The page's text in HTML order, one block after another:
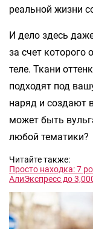
реальной жизни
И дело здесь
за счет которого
теле. Ткани
подходят под
наряд и создают
может быть
любой тематики?
Читайте также:
Просто находка: 7
АлиЭкспресс до